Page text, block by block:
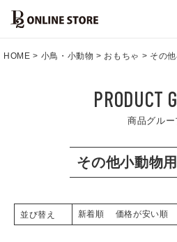
HOME 小鳥・小動物 おもちゃ その
PRODUCT
商品グルー
その他小動物
並び替え 新着順 価格が安い順